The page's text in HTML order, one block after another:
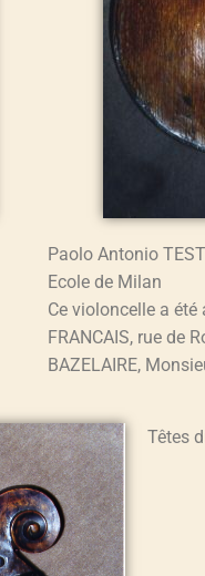
Paolo Antonio
Ecole de Milan
Ce violoncelle a
FRANCAIS, rue de
BAZELAIRE,
Têtes